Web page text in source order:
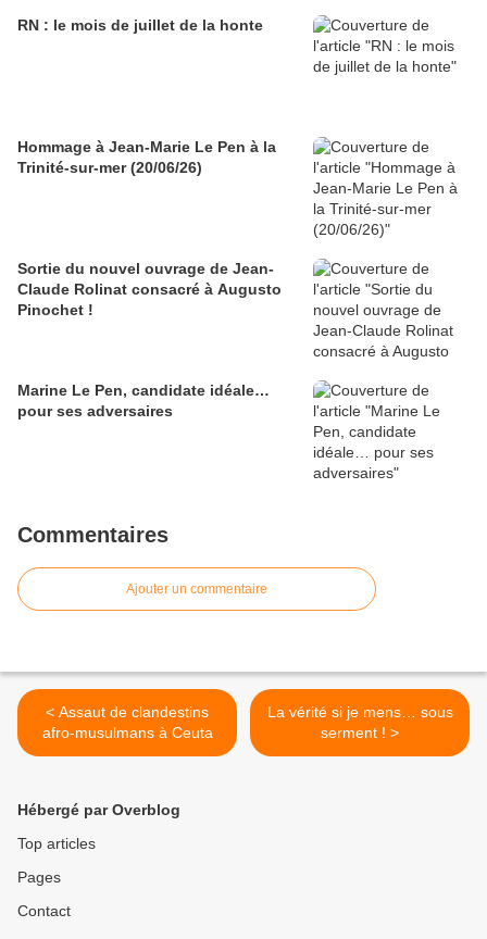
RN : le mois de juillet de la honte
Hommage à Jean-Marie Le Pen à la
Trinité-sur-mer (20/06/26)
Sortie du nouvel ouvrage de Jean-
Claude Rolinat consacré à Augusto
Pinochet !
Marine Le Pen, candidate idéale…
pour ses adversaires
Commentaires
Ajouter un commentaire
< Assaut de clandestins
afro-musulmans à Ceuta
La vérité si je mens… sous
serment ! >
Hébergé par Overblog
Top articles
Pages
Contact